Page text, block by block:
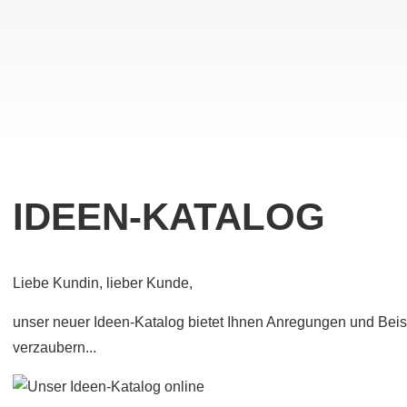
IDEEN-KATALOG
Liebe Kundin, lieber Kunde,
unser neuer Ideen-Katalog bietet Ihnen Anregungen und
verzaubern...